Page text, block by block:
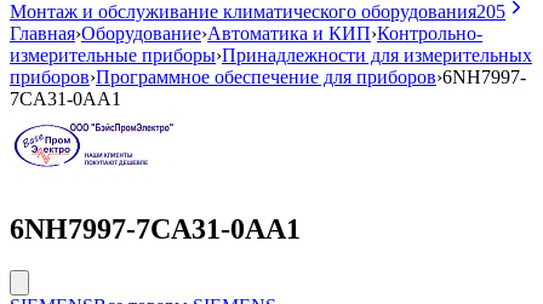
Монтаж и обслуживание климатического оборудования205
Главная›Оборудование›Автоматика и КИП›Контрольно-
измерительные приборы›Принадлежности для измерительных
приборов›Программное обеспечение для приборов›6NH7997-
7CA31-0AA1
6NH7997-7CA31-0AA1